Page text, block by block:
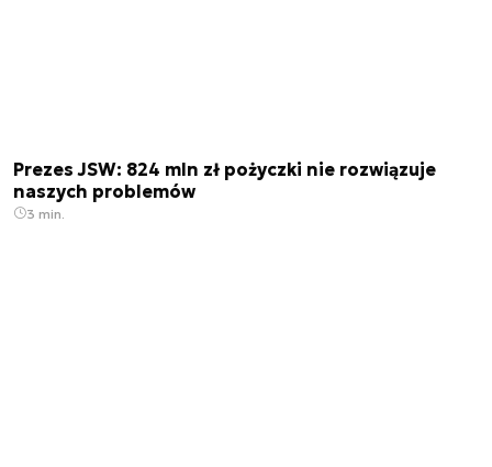
Prezes JSW: 824 mln zł pożyczki nie rozwiązuje
naszych problemów
3 min.